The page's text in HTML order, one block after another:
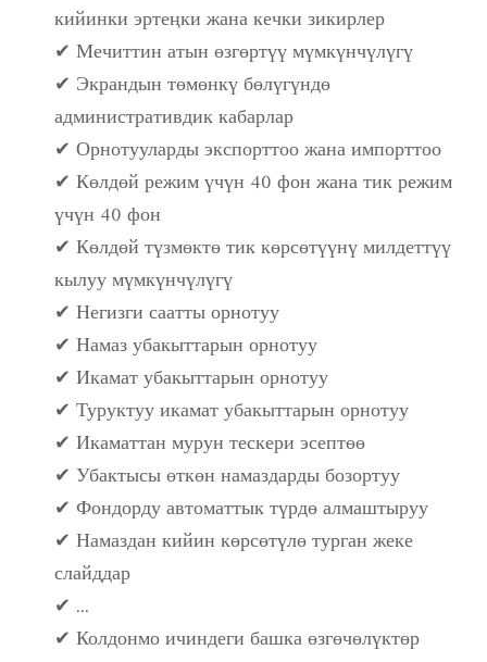
кийинки эртеңки жана кечки зикирлер
✔ Мечиттин атын өзгөртүү мүмкүнчүлүгү
✔ Экрандын төмөнкү бөлүгүндө
административдик кабарлар
✔ Орнотууларды экспорттоо жана импорттоо
✔ Көлдөй режим үчүн 40 фон жана тик режим
үчүн 40 фон
✔ Көлдөй түзмөктө тик көрсөтүүнү милдеттүү
кылуу мүмкүнчүлүгү
✔ Негизги саатты орнотуу
✔ Намаз убакыттарын орнотуу
✔ Икамат убакыттарын орнотуу
✔ Туруктуу икамат убакыттарын орнотуу
✔ Икаматтан мурун тескери эсептөө
✔ Убактысы өткөн намаздарды бозортуу
✔ Фондорду автоматтык түрдө алмаштыруу
✔ Намаздан кийин көрсөтүлө турган жеке
слайддар
✔ ...
✔ Колдонмо ичиндеги башка өзгөчөлүктөр